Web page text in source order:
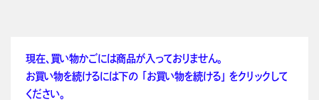
現在、買い物かごには商品が入っておりません。
お買い物を続けるには下の 「お買い物を続ける」 をクリックして
ください。